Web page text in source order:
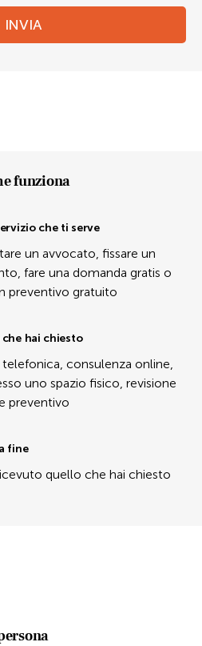
INVIA
funziona
che ti serve
un avvocato, fissare un
fare una domanda gratis o
preventivo gratuito
hai chiesto
consulenza online,
uno spazio fisico, revisione
preventivo
fine
quello che hai chiesto